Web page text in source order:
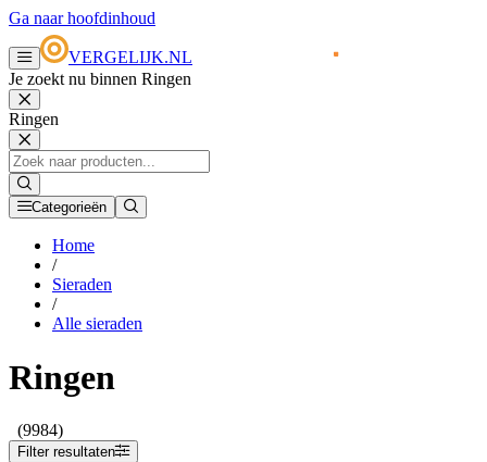
Ga naar hoofdinhoud
VERGELIJK.NL
Je zoekt nu binnen Ringen
Ringen
Categorieën
Home
/
Sieraden
/
Alle sieraden
Ringen
(9984)
Filter resultaten